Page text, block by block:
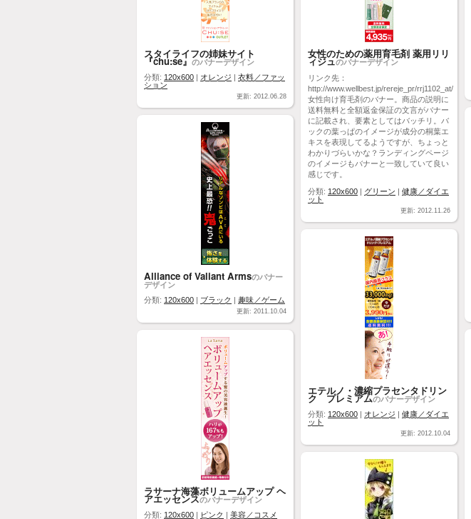
スタイライフの姉妹サイト
『chu:se』 のバナーデザイン
分類: 120x600 | オレンジ | 衣料／ファッ
ション
更新: 2012.06.28
女性のための薬用育毛剤 薬用リリ
ィジュのバナーデザイン
リンク先：
http://www.wellbest.jp/rereje_pr/rrj1102_at/
女性向け育毛剤のバナー。商品の説明に
送料無料と全額返金保証の文言がバナー
に記載され、要素としてはバッチリ。バ
ックの葉っぱのイメージが成分の桐葉エ
キスを表現してるようですが、ちょっと
わかりづらいかな？ランディングページ
のイメージもバナーと一致していて良い
感じです。
分類: 120x600 | グリーン | 健康／ダイエ
ット
更新: 2012.11.26
Alliance of Valiant Armsのバナー
デザイン
分類: 120x600 | ブラック | 趣味／ゲーム
更新: 2011.10.04
エテルノ・濃縮プラセンタドリン
ク プレミアムのバナーデザイン
分類: 120x600 | オレンジ | 健康／ダイエ
ット
更新: 2012.10.04
ラサーナ海藻ボリュームアップ ヘ
アエッセンスのバナーデザイン
分類: 120x600 | ピンク | 美容／コスメ